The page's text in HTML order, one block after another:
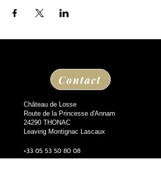
Contact
Château de Losse
Route de la Princesse d'Annam
24290 THONAC
Leaving Montignac Lascaux
+33 05 53 50 80 08